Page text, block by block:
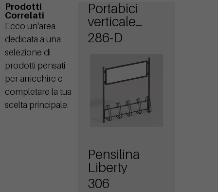
Prodotti
Correlati
Ecco un'area
dedicata a una
selezione di
prodotti pensati
per arricchire e
completare la tua
scelta principale.
Portabici
verticale
Liberty
286-D
Pensilina
Liberty
306